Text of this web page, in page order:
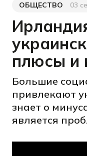
Категория
ОБЩЕСТВО
Дата 03
плюсы и
Большие
привлекают
знает о
является